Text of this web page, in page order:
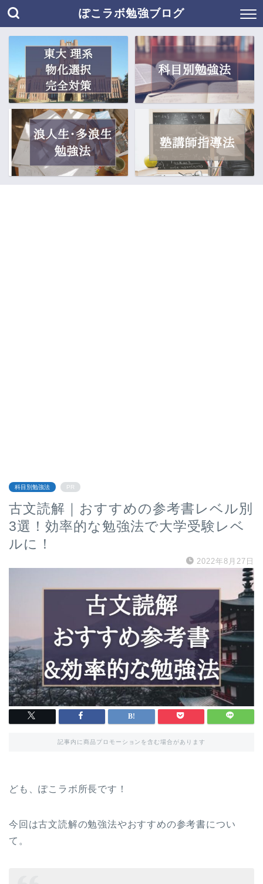
ぽこラボ勉強ブログ
科目別勉強法 PR
古文読解｜おすすめの参考書レベル別
3選！効率的な勉強法で大学受験レベ
ルに！
2022年8月27日
記事内に商品プロモーションを含む場合があります
ども、ぽこラボ所長です！
今回は古文読解の勉強法やおすすめの参考書につい
て。